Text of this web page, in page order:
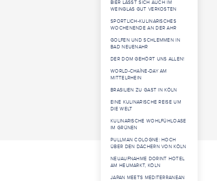
BIER LÄSST SICH AUCH IM
WEINGLAS GUT VERKOSTEN
SPORTLICH-KULINARISCHES
WOCHENENDE AN DER AHR
GOLFEN UND SCHLEMMEN IN
BAD NEUENAHR
DER DOM GEHÖRT UNS ALLEN!
WORLD-CHAÎNE-DAY AM
MITTELRHEIN
BRASILIEN ZU GAST IN KÖLN
EINE KULINARISCHE REISE UM
DIE WELT
KULINARISCHE WOHLFÜHLOASE
IM GRÜNEN
PULLMAN COLOGNE: HOCH
ÜBER DEN DÄCHERN VON KÖLN
NEUAUFNAHME DORINT HOTEL
AM HEUMARKT, KÖLN
JAPAN MEETS MEDITERRANEAN